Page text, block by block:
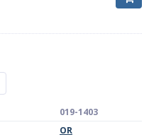
019-1403
OR